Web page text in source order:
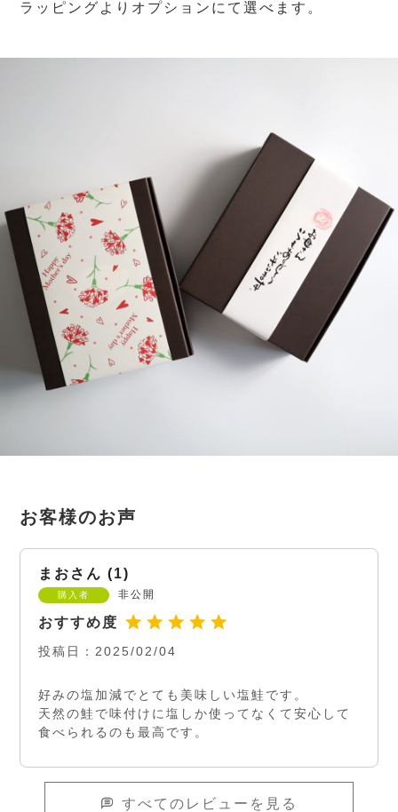
ラッピングよりオプションにて選べます。
まお 1
購入者 非公開
投稿日 2025/02/04
好みの塩加減でとても美味しい塩鮭です。
天然の鮭で味付けに塩しか使ってなくて安心して
食べられるのも最高です。
すべてのレビューを見る